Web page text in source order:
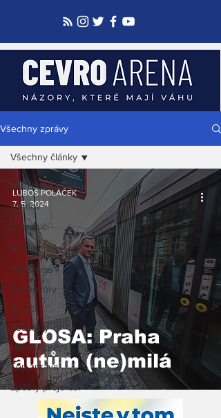
Všechny zprávy
Všechny články
Domov
Zahraničí
Bezpečnost
Panorama
Rozhovory
Video
Podcasty
Hlavní zpráva
Top zpráva
Zpětný projektor
Všechny články
GLOSA: Praha
autům (ne)milá
LUBOŠ POLÁČEK
7. 5. 2024